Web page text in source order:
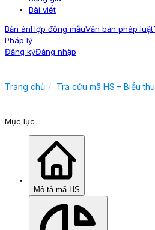
Bài viết
Bản ánHợp đồng mẫuVăn bản pháp luật
Pháp lý
Đăng kýĐăng nhập
Trang chủ Tra cứu mã HS – Biểu
Mục lục
Mô tả mã HS